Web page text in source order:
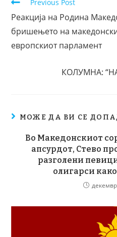
Previous Post
Реакција на Родина
бришењето на
европскиот парламент
КОЛУМНА:
МОЖЕ ДА ВИ СЕ
Во Македонскиот
апсурдот, Стево
разголени
олигарси